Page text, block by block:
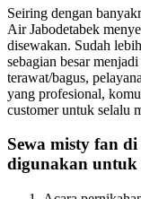
Seiring dengan
Air Jabodetabek
disewakan. Sudah
sebagian besar
terawat/bagus,
yang profesional,
customer untuk selalu
Sewa misty fan
digunakan untuk